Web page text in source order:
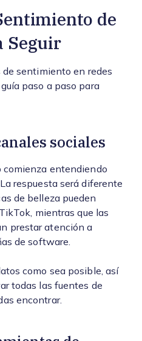
de
Seguir
de sentimiento en redes
paso a paso para
sociales
entendiendo
respuesta será diferente
de belleza pueden
mientras que las
prestar atención a
de software.
como sea posible, así
todas las fuentes de
encontrar.